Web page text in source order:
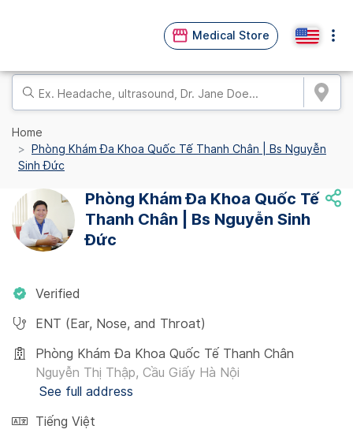
Medical Store
Home
Phòng Khám Đa Khoa Quốc Tế Thanh Chân | Bs Nguyễn
Sinh Đức
Phòng Khám Đa Khoa Quốc Tế
Thanh Chân | Bs Nguyễn Sinh
Đức
Verified
ENT (Ear, Nose, and Throat)
Phòng Khám Đa Khoa Quốc Tế Thanh Chân
Nguyễn Thị Thập, Cầu Giấy Hà Nội
See full address
Tiếng Việt